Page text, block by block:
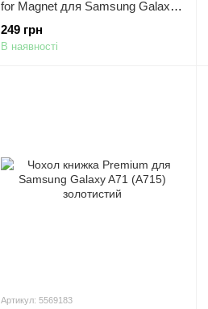
for Magnet для Samsung Galaxy
Протиударний, броньований
249 грн
В наявності
Артикул: 5569183